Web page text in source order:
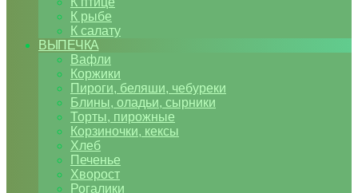
К рыбе
К салату
ВЫПЕЧКА
Вафли
Коржики
Пироги, беляши, чебуреки
Блины, оладьи, сырники
Торты, пирожные
Корзиночки, кексы
Хлеб
Печенье
Хворост
Рогалики